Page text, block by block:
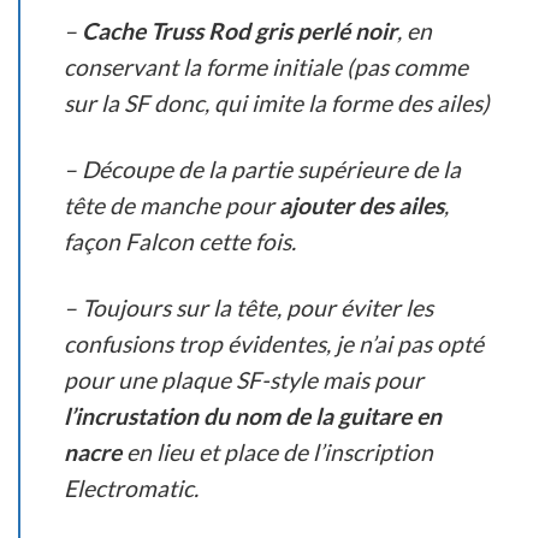
– Cache Truss Rod gris perlé noir, en
conservant la forme initiale (pas comme
sur la SF donc, qui imite la forme des ailes)
– Découpe de la partie supérieure de la
tête de manche pourajouter des ailes,
façon Falcon cette fois.
– Toujours sur la tête, pour éviter les
confusions trop évidentes, je n’ai pas opté
pour une plaque SF-style mais pour
l’incrustation du nom de la guitare en
nacreen lieu et place de l’inscription
Electromatic.